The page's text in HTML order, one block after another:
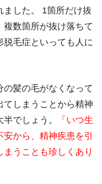
ました。 1箇所だけ抜
数箇所が抜け落ちて
脱毛症といっても人に
の髪の毛がなくなって
てしまうことから精神
でしょう。
「いつ生
から、精神疾患を引
うことも珍しくあり